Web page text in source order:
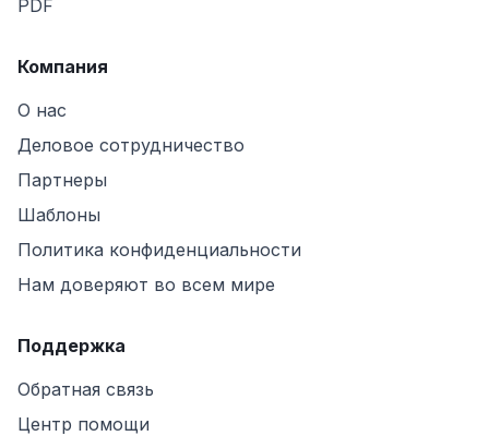
PDF
Компания
О нас
Деловое сотрудничество
Партнеры
Шаблоны
Политика конфиденциальности
Нам доверяют во всем мире
Поддержка
Обратная связь
Центр помощи